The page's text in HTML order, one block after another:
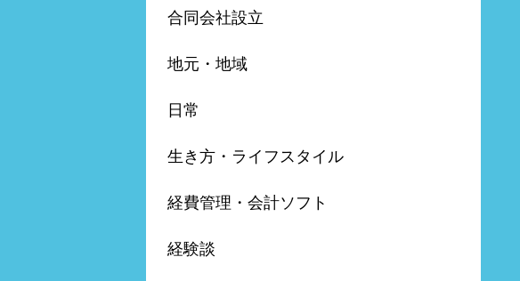
合同会社設立
地元・地域
日常
生き方・ライフスタイル
経費管理・会計ソフト
経験談